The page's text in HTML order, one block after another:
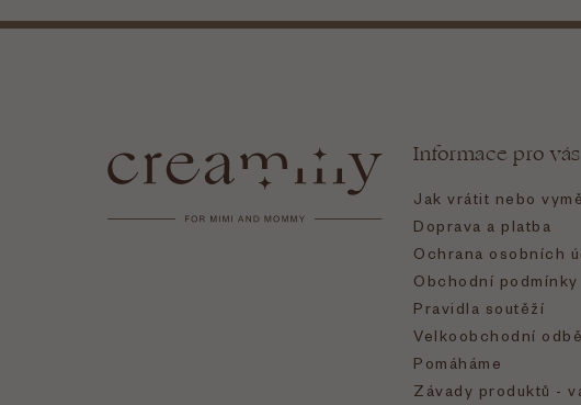
Informace pro vás
Jak vrátit nebo
Doprava a platba
Ochrana osobních
Obchodní podmínky
Pravidla soutěží
Velkoobchodní
Pomáháme
Závady produktů -